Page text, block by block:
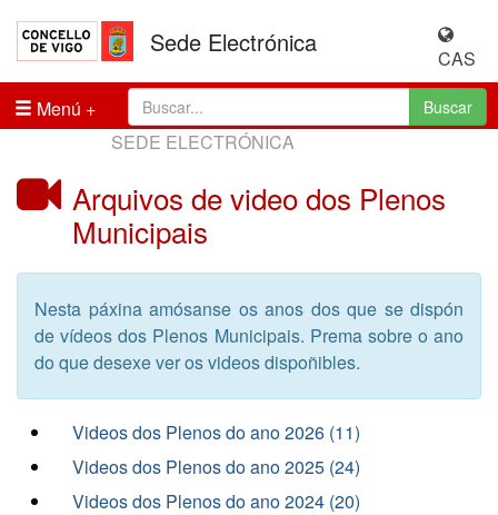
Sede Electrónica
CAS
Menú
Buscar
SEDE ELECTRÓNICA
Arquivos de video dos Plenos
Municipais
Nesta páxina amósanse os anos dos que se dispón
de vídeos dos Plenos Municipais. Prema sobre o ano
do que desexe ver os videos dispoñibles.
Videos dos Plenos do ano 2026 (11)
Videos dos Plenos do ano 2025 (24)
Videos dos Plenos do ano 2024 (20)